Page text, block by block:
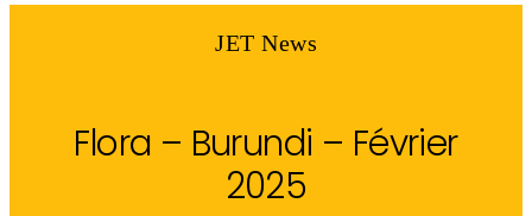
JET News
Flora – Burundi – Février
2025